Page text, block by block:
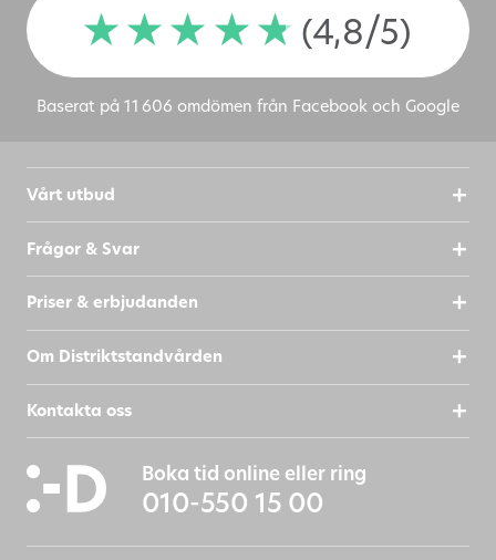
(4,8/5)
Baserat på 11 606 omdömen från Facebook och Google
Vårt utbud
Frågor & Svar
Priser & erbjudanden
Om Distriktstandvården
Kontakta oss
Boka tid online eller ring
010-550 15 00